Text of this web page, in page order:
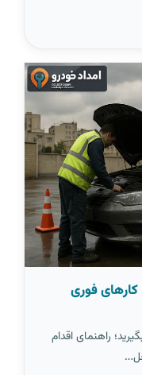
فوری
راهنمای اقدام